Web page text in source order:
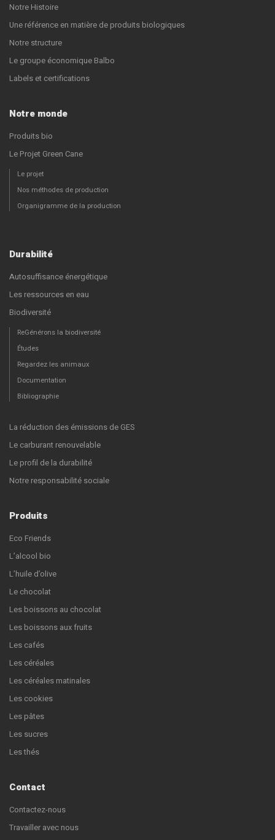
Notre Histoire
Une référence en matière de produits biologiques
Notre structure
Le groupe économique Balbo
Labels et certifications
Notre monde
Produits bio
Le Projet Green Cane
Le projet
Nos méthodes de production
Organigramme de la production
Durabilité
Autosuffisance énergétique
Les ressources en eau
Biodiversité
ReGénérons la biodiversité
Études
Regardez les animaux
Documentation
Bibliographie
La réduction des émissions de GES
Le carburant renouvelable
Le profil de la durabilité
Notre responsabilité sociale
Produits
Eco Friends
L’alcool bio
L’huile d’olive
Le chocolat
Les boissons au chocolat
Les boissons aux fruits
Les cafés
Les céréales
Les céréales matinales
Les cookies
Les pâtes
Les sucres
Les thés
Contact
Contactez-nous
Travailler avec nous